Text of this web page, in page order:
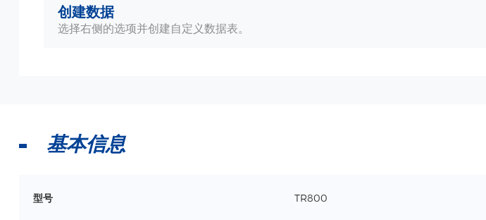
创建数据
选择右侧的选项并创建自定义数据表。
基本信息
型号 TR800